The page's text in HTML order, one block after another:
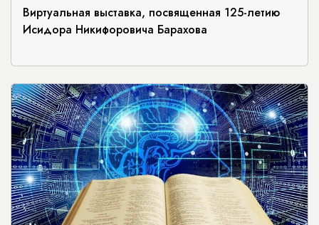
Виртуальная выставка, посвященная 125-летию
Исидора Никифоровича Барахова